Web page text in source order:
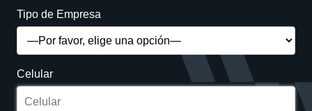
Tipo de Empresa
Celular